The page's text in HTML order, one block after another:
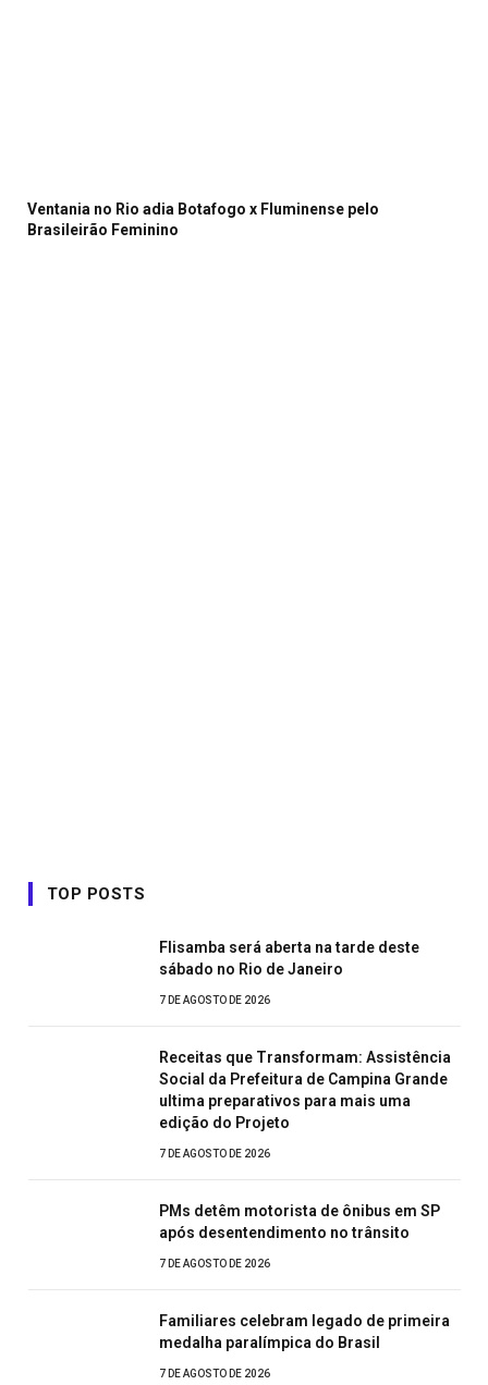
Ventania no Rio adia Botafogo x Fluminense pelo
Brasileirão Feminino
TOP POSTS
Flisamba será aberta na tarde deste
sábado no Rio de Janeiro
7 DE AGOSTO DE 2026
Receitas que Transformam: Assistência
Social da Prefeitura de Campina Grande
ultima preparativos para mais uma
edição do Projeto
7 DE AGOSTO DE 2026
PMs detêm motorista de ônibus em SP
após desentendimento no trânsito
7 DE AGOSTO DE 2026
Familiares celebram legado de primeira
medalha paralímpica do Brasil
7 DE AGOSTO DE 2026